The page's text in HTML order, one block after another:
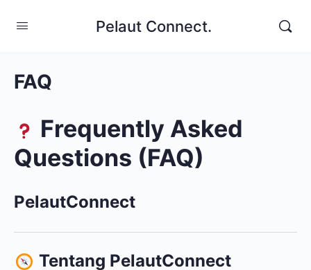
Pelaut Connect.
FAQ
Frequently Asked
Questions (FAQ)
PelautConnect
Tentang PelautConnect